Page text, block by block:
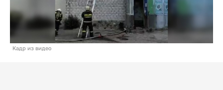
Кадр из видео